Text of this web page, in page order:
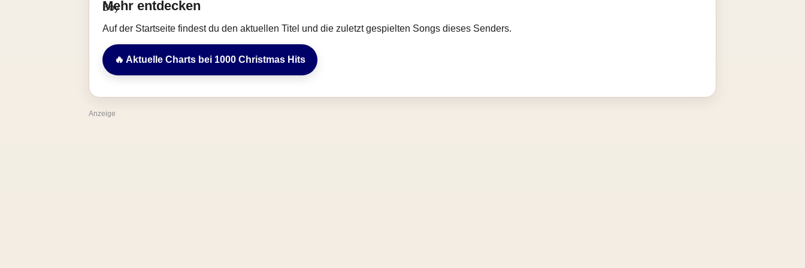
Mehr entdecken
Auf der Startseite findest du den aktuellen Titel und die zuletzt gespielten Songs dieses Senders.
🔥 Aktuelle Charts bei 1000 Christmas Hits
Anzeige